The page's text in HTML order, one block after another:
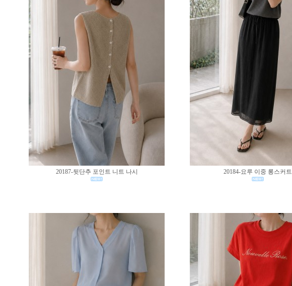
20187-뒷단추 포인트 니트 나시 20184-요루 이중 롱스커트